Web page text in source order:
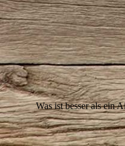
IMG_2422
IMG_2427
IMG_2429
IMG_2430
IMG_2440
Was ist besser als ein